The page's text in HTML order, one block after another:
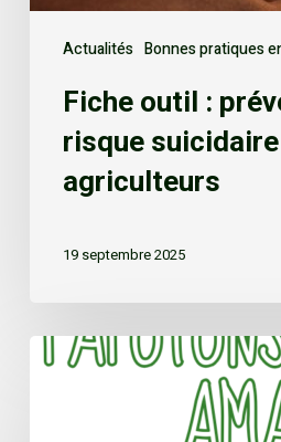
Actualités Bonnes pratiques
Fiche outil :
risque
agriculteurs
19 septembre 2025